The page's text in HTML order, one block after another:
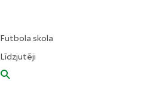
Futbola skola
Līdzjutēji